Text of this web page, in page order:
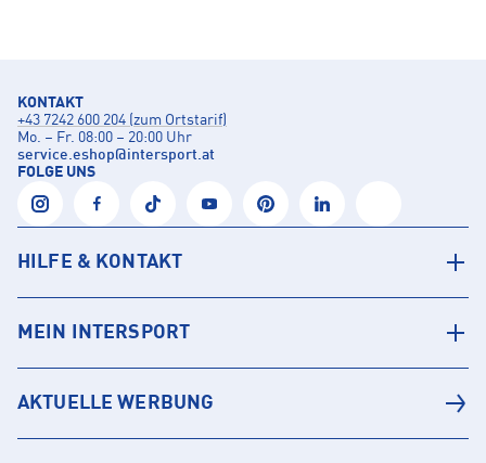
KONTAKT
+43 7242 600 204 (zum Ortstarif)
Mo. – Fr. 08:00 – 20:00 Uhr
service.eshop@intersport.at
FOLGE UNS
HILFE & KONTAKT
MEIN INTERSPORT
AKTUELLE WERBUNG